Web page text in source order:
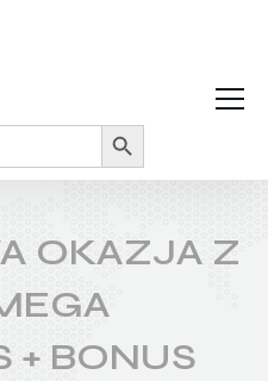
Search Button
OKAZJA Z
+ BONUS